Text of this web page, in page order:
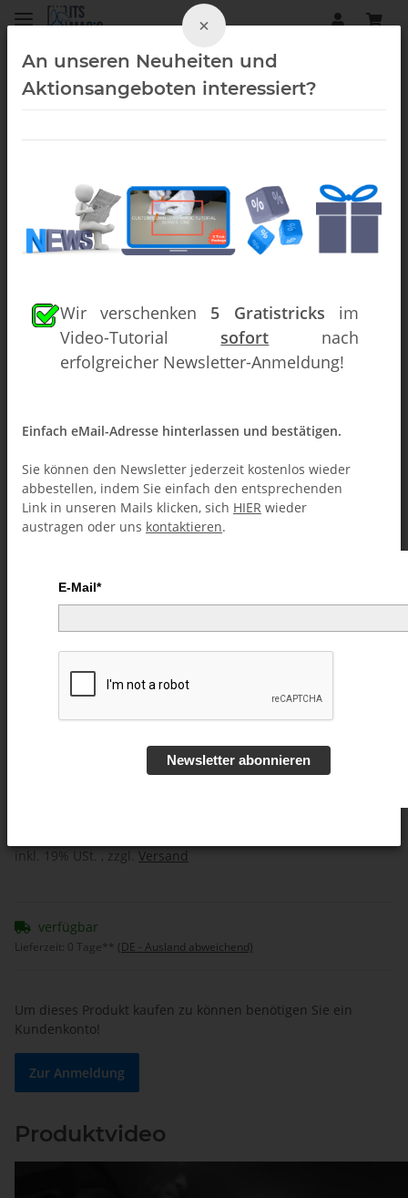
Kartentricks (Downloads)
DOWNLOAD
Kartentricks (Downloads)
inkl. 19% USt. , zzgl. Versand
verfügbar
Lieferzeit: 0 Tage** (DE - Ausland abweichend)
Um dieses Produkt kaufen zu können benötigen Sie ein
Kundenkonto!
Zur Anmeldung
Produktvideo
×
An unseren Neuheiten und
Aktionsangeboten interessiert?
Wir verschenken 5 Gratistricks im
Video-Tutorial sofort nach
erfolgreicher Newsletter-Anmeldung!
Einfach eMail-Adresse hinterlassen und bestätigen.
Sie können den Newsletter jederzeit kostenlos wieder
abbestellen, indem Sie einfach den entsprechenden
Link in unseren Mails klicken, sich HIER wieder
austragen oder uns kontaktieren.
E-Mail*
Newsletter abonnieren